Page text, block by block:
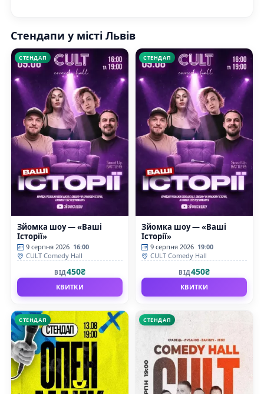
Стендапи у місті Львів
СТЕНДАП
Зйомка шоу — «Ваші
Історії»
9 серпня 2026 16:00
CULT Comedy Hall
ВІД450₴
КВИТКИ
СТЕНДАП
Зйомка шоу — «Ваші
Історії»
9 серпня 2026 19:00
CULT Comedy Hall
ВІД450₴
КВИТКИ
СТЕНДАП СТЕНДАП